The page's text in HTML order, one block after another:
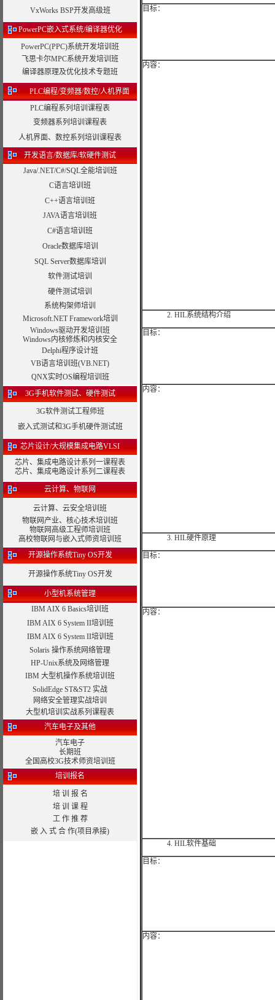
VxWorks BSP开发高级班
PowerPC嵌入式系统/编译器优化
PowerPC(PPC)系统开发培训班
飞思卡尔MPC系统开发培训班
编译器原理及优化技术专题班
PLC编程/变频器/数控/人机界面
PLC编程系列培训课程表
变频器系列培训课程表
人机界面、数控系列培训课程表
开发语言/数据库/软硬件测试
Java/.NET/C#/SQL全能培训班
C语言培训班
C++语言培训班
JAVA语言培训班
C#语言培训班
Oracle数据库培训
SQL Server数据库培训
软件测试培训
硬件测试培训
系统构架师培训
Microsoft.NET Framework培训
Windows驱动开发培训班
Windows内核修炼和内核安全
Delphi程序设计班
VB语言培训班(VB.NET)
QNX实时OS编程培训班
3G手机软件测试、硬件测试
3G软件测试工程师班
嵌入式测试和3G手机硬件测试班
芯片设计/大规模集成电路VLSI
芯片、集成电路设计系列一课程表
芯片、集成电路设计系列二课程表
云计算、物联网
云计算、云安全培训班
物联网产业、核心技术培训班
物联网高级工程师培训班
高校物联网与嵌入式师资培训班
开源操作系统Tiny OS开发
开源操作系统Tiny OS开发
小型机系统管理
IBM AIX 6 Basics培训班
IBM AIX 6 System II培训班
IBM AIX 6 System II培训班
Solaris 操作系统网络管理
HP-Unix系统及网络管理
IBM 大型机操作系统培训班
SolidEdge ST&ST2 实战
网络安全管理实战培训
大型机培训实战系列课程表
汽车电子及其他
汽车电子
长期班
全国高校3G技术师资培训班
培训报名
培 训 报 名
培 训 课 程
工 作 推 荐
嵌 入 式 合 作(项目承接)
目标：
内容：
2. HIL系统结构介绍
目标：
内容：
3. HIL硬件原理
目标：
内容：
4. HIL软件基础
目标：
内容：